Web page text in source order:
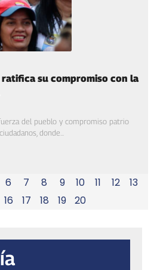
su compromiso con la
del pueblo y compromiso patrio
donde...
6 7 8 9 10 11 12
13
16 17 18 19 20